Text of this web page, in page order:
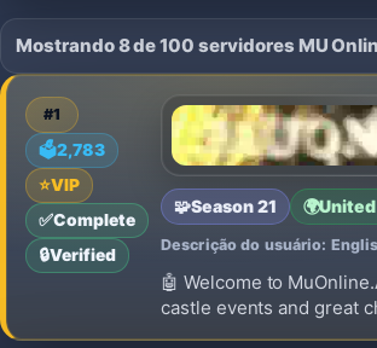
Mostrando 8 de 100 servidores MU
#1
🗳️2,783
⭐VIP
✅Complete
🔒Verified
🧩Season 21 🌍
Descrição do usuário:
🤖 Welcome to
castle events and great